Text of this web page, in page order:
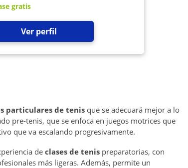
gratis
Ver perfil
particulares de tenis que se adecuará mejor a lo
pre-tenis, que se enfoca en juegos motrices que
que va escalando progresivamente.
de clases de tenis preparatorias, con
más ligeras. Además, permite un